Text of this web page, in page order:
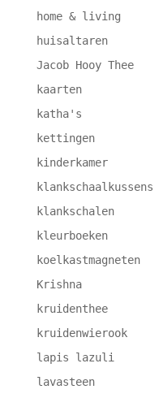
home & living
huisaltaren
Jacob Hooy Thee
kaarten
katha's
kettingen
kinderkamer
klankschaalkussens
klankschalen
kleurboeken
koelkastmagneten
Krishna
kruidenthee
kruidenwierook
lapis lazuli
lavasteen